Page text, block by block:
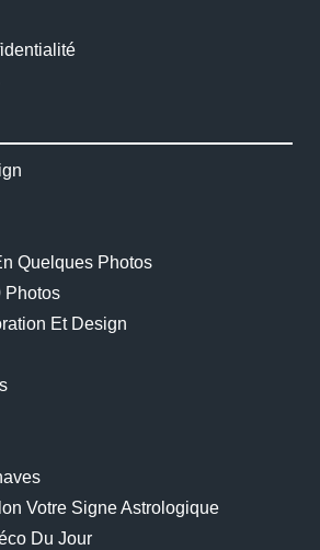
Quelques Photos
Photos
Et Design
Votre Signe Astrologique
Du Jour